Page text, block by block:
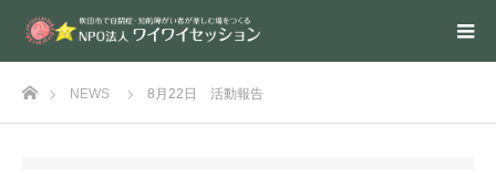
ホームNEWS 8月22日 活動報告